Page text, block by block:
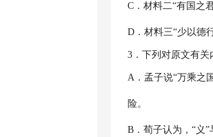
C．材料二“有国之
D．材料三“少以德
3．下列对原文有
A．孟子说“万乘之
险。
B．荀子认为，“义